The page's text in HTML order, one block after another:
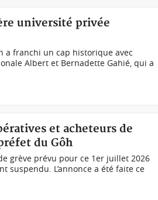
université privée
a franchi un cap historique avec
Albert et Bernadette Gahié, qui a
et acheteurs de
du Gôh
grève prévu pour ce 1er juillet 2026
suspendu. L’annonce a été faite ce